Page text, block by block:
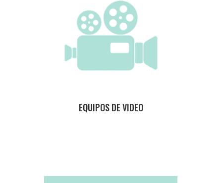
EQUIPOS DE VIDEO